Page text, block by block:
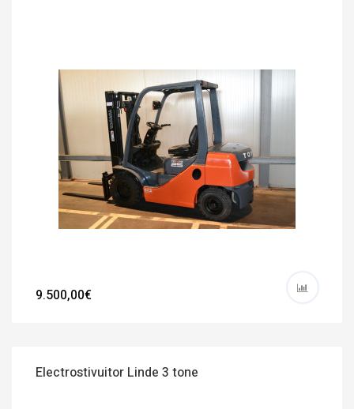
9.500,00€
Electrostivuitor Linde 3 tone